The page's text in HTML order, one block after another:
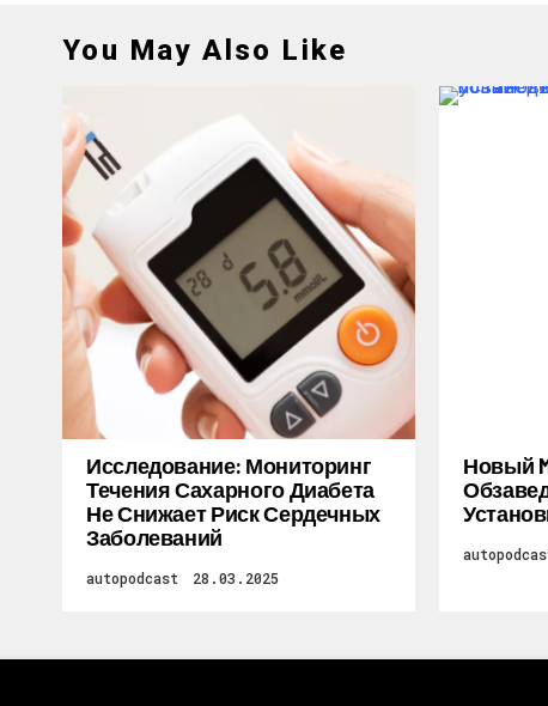
You May Also Like
Исследование: Мониторинг
Течения Сахарного Диабета
Не Снижает Риск Сердечных
Заболеваний
autopodcast 28.03.2025
Новый